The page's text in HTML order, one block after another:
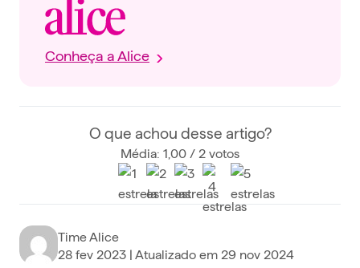
Conheça a Alice
O que achou desse artigo?
Média: 1,00 / 2 votos
Time Alice
28 fev 2023 | Atualizado em 29 nov 2024